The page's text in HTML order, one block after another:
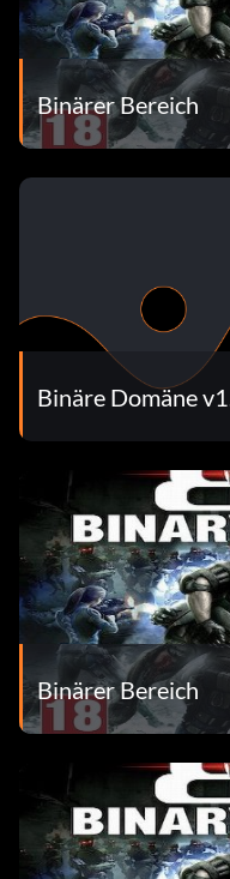
Zielsetzung: Bringe die
gegenseitig zu töten.
Transport-Takedown
Zielsetzung: Zerstören
Waffenschmied (Bronze)
Zielsetzung: Verbessere
Zielsetzung: Sammeln
Kampagne.
Rust Crew (Silber)
Zielsetzung: Schließe
Zielsetzung: Erhalte
Durchlauf in der
Binärer Bereich
Binäre Domäne
Binärer Bereich